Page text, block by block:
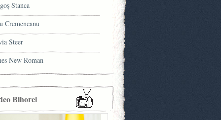
Stanca
Cremeneanu
Steer
New Roman
Bihorel